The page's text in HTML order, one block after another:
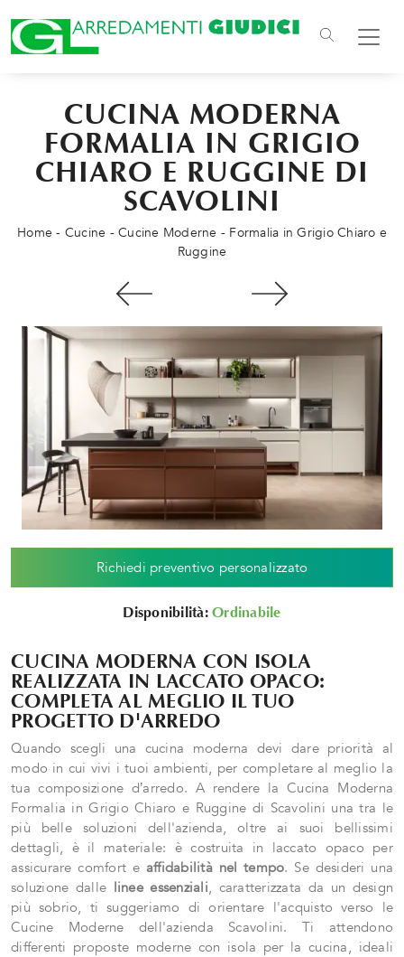
CUCINA MODERNA
FORMALIA IN GRIGIO
CHIARO E RUGGINE DI
SCAVOLINI
Home - Cucine - Cucine Moderne - Formalia in Grigio Chiaro e
Ruggine
Richiedi preventivo personalizzato
Disponibilità:Ordinabile
CUCINA MODERNA CON ISOLA
REALIZZATA IN LACCATO OPACO:
COMPLETA AL MEGLIO IL TUO
PROGETTO D'ARREDO
Quando scegli una cucina moderna devi dare priorità al
modo in cui vivi i tuoi ambienti, per completare al meglio la
tua composizione d’arredo. A rendere la Cucina Moderna
Formalia in Grigio Chiaro e Ruggine di Scavolini una tra le
più belle soluzioni dell'azienda, oltre ai suoi bellissimi
dettagli, è il materiale: è costruita in laccato opaco per
assicurare comfort e affidabilità nel tempo. Se desideri una
soluzione dalle linee essenziali, caratterizzata da un design
più sobrio, ti suggeriamo di orientare l'acquisto verso le
Cucine Moderne dell'azienda Scavolini. Ti attendono
differenti proposte moderne con isola per la cucina, ideali